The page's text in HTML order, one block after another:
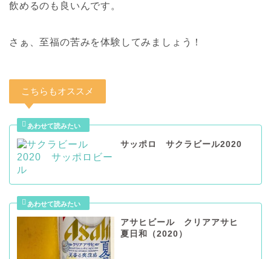
飲めるのも良いんです。
さぁ、至福の苦みを体験してみましょう！
こちらもオススメ
サッポロ サクラビール2020
アサヒビール クリアアサヒ
夏日和（2020）